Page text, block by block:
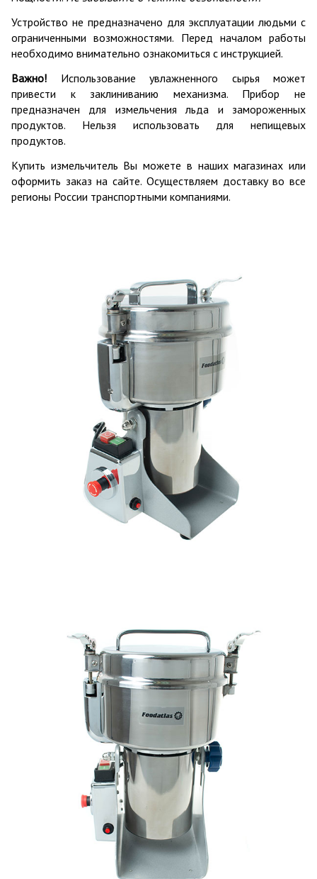
Устройство не предназначено для эксплуатации людьми с
ограниченными возможностями. Перед началом работы
необходимо внимательно ознакомиться с инструкцией.
Важно! Использование увлажненного сырья может
привести к заклиниванию механизма. Прибор не
предназначен для измельчения льда и замороженных
продуктов. Нельзя использовать для непищевых
продуктов.
Купить измельчитель Вы можете в наших магазинах или
оформить заказ на сайте. Осуществляем доставку во все
регионы России транспортными компаниями.